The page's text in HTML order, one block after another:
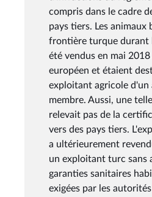
compris dans le cadre
pays tiers. Les animaux
frontière turque durant
été vendus en mai
européen et étaient
exploitant agricole d'un
membre. Aussi, une
relevait pas de la
vers des pays tiers.
a ultérieurement
un exploitant turc sans
garanties sanitaires
exigées par les